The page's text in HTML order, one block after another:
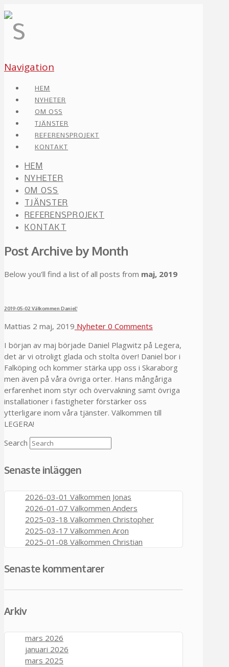
Navigation
HEM
NYHETER
OM OSS
TJÄNSTER
REFERENSPROJEKT
KONTAKT
HEM
NYHETER
OM OSS
TJÄNSTER
REFERENSPROJEKT
KONTAKT
Post Archive by Month
Below you'll find a list of all posts from maj, 2019
2019-05-02 Välkommen Daniel!
Mattias 2 maj, 2019 Nyheter 0 Comments
I början av maj började Daniel Plagwitz på Legera,
det är vi otroligt glada och stolta över! Daniel bor i
Falköping och kommer stärka upp oss i Skaraborg
men även på våra övriga orter. Hans mångåriga
erfarenhet inom styr och övervakning samt övriga
installationer i fastigheter förstärker oss
ytterligare inom våra tjänster. Välkommen till
LEGERA!
Search
Senaste inläggen
2026-03-01 Välkommen Jonas
2026-01-07 Välkommen Anders
2025-03-18 Välkommen Christopher
2025-03-17 Välkommen Aron
2025-01-08 Välkommen Christian
Senaste kommentarer
Arkiv
mars 2026
januari 2026
mars 2025